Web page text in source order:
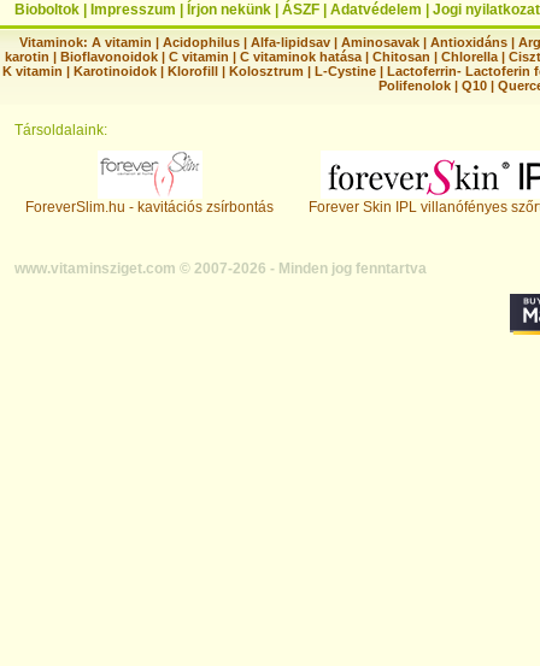
Bioboltok Impresszum Írjon nekünk ÁSZF Adatvédelem Jogi nyilatkozat
Vitaminok: A vitamin |Acidophilus |Alfa-lipidsav |Aminosavak |Antioxidáns |
karotin | Bioflavonoidok | C vitamin | C vitaminok hatása | Chitosan | Chlorella |
K vitamin | Karotinoidok | Klorofill | Kolosztrum | L-Cystine | Lactoferrin- Lactoferin
Polifenolok |Q10 |
Társoldalaink:
ForeverSlim.hu - kavitációs zsírbontás Forever Skin IPL villanófényes
www.vitaminsziget.com © 2007-2026 - Minden jog fenntartva